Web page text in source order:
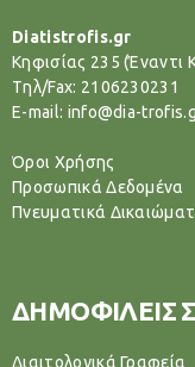
Diatistrofis.gr
Κηφισίας 235 (Έναντι
Tηλ/Fax: 2106230231
E-mail: info@dia-
Όροι Χρήσης
Προσωπικά Δεδομένα
Πνευματικά
ΔΗΜΟΦΙΛΕΙΣ
Διαιτολογικά Γραφεία